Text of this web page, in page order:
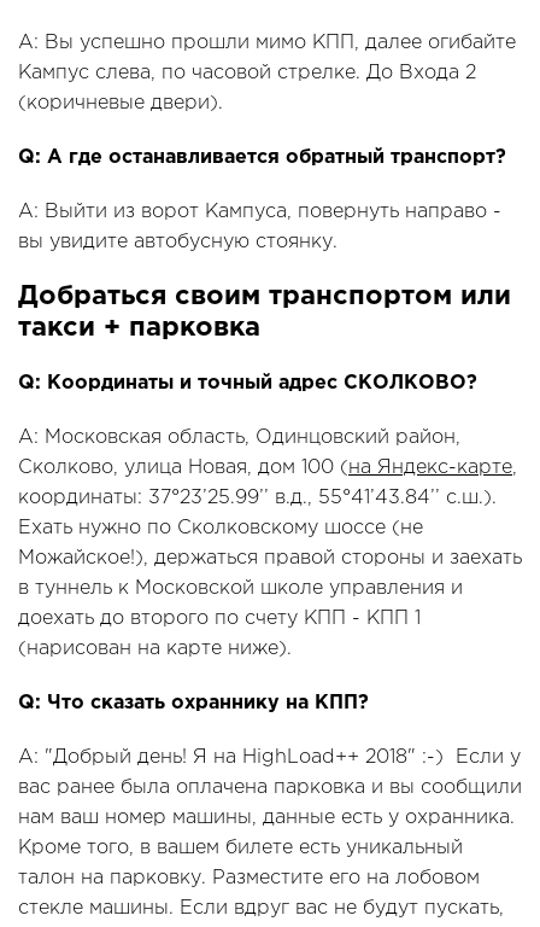
A: Вы успешно прошли мимо КПП, далее огибайте
Кампус слева, по часовой стрелке. До Входа 2
(коричневые двери).
Q: А где останавливается обратный транспорт?
A: Выйти из ворот Кампуса, повернуть направо -
вы увидите автобусную стоянку.
Добраться своим транспортом или
такси + парковка
Q: Координаты и точный адрес СКОЛКОВО?
A: Московская область, Одинцовский район,
Сколково, улица Новая, дом 100 (на Яндекс-карте
координаты: 37°23’25.99’’ в.д., 55°41’43.84’’ с.ш.).
Ехать нужно по Сколковскому шоссе (не
Можайское!), держаться правой стороны и заехать
в туннель к Московской школе управления и
доехать до второго по счету КПП - КПП 1
(нарисован на карте ниже).
Q: Что сказать охраннику на КПП?
A: "Добрый день! Я на HighLoad++ 2018" :-) Если у
вас ранее была оплачена парковка и вы сообщили
нам ваш номер машины, данные есть у охранника.
Кроме того, в вашем билете есть уникальный
талон на парковку. Разместите его на лобовом
стекле машины. Если вдруг вас не будут пускать,